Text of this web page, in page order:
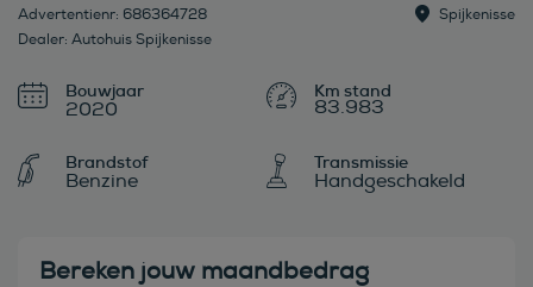
Advertentienr: 686364728
Dealer: Autohuis Spijkenisse
Spijkenisse
Bouwjaar
2020 83.983
Brandstof
Benzine
Transmissie
Handgeschakeld
Bereken jouw maandbedrag